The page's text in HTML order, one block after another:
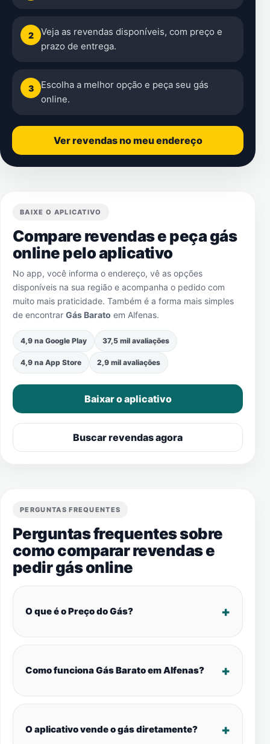
2
Veja as revendas disponíveis, com preço e
prazo de entrega.
3
Escolha a melhor opção e peça seu gás
online.
Ver revendas no meu endereço
BAIXE O APLICATIVO
Compare revendas e peça gás
online pelo aplicativo
No app, você informa o endereço, vê as opções
disponíveis na sua região e acompanha o pedido com
muito mais praticidade. Também é a forma mais simples
de encontrar Gás Barato em Alfenas.
4,9 na Google Play 37,5 mil avaliações
4,9 na App Store 2,9 mil avaliações
Baixar o aplicativo
Buscar revendas agora
PERGUNTAS FREQUENTES
Perguntas frequentes sobre
como comparar revendas e
pedir gás online
O que é o Preço do Gás?
Como funciona Gás Barato em Alfenas?
O aplicativo vende o gás diretamente?